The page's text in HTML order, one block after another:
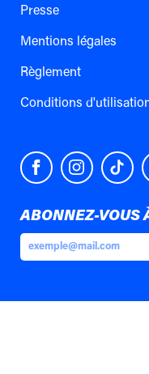
Presse
Mentions légales
Règlement
Conditions
ABONNEZ-VOUS